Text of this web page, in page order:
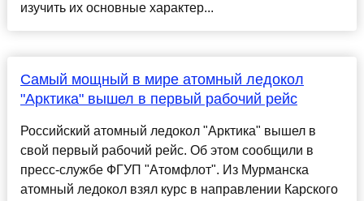
изучить их основные характер...
Самый мощный в мире атомный ледокол
"Арктика" вышел в первый рабочий рейс
Российский атомный ледокол "Арктика" вышел в
свой первый рабочий рейс. Об этом сообщили в
пресс-службе ФГУП "Атомфлот". Из Мурманска
атомный ледокол взял курс в направлении Карского